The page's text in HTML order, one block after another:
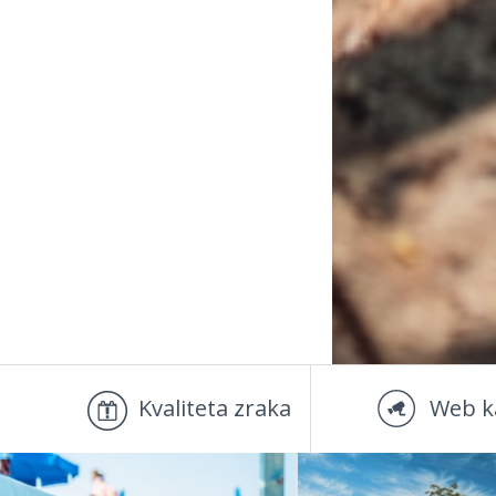
Kvaliteta zraka Web